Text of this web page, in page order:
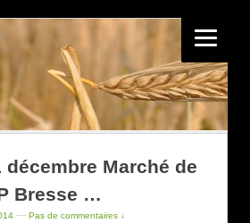
décembre Marché de
Bresse …
— Pas de commentaires ↓